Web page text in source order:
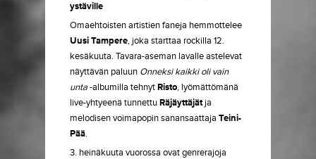
ystäville
Omaehtoisten artistien faneja hemmottelee
Uusi Tampere, joka starttaa rockilla 12.
kesäkuuta. Tavara-aseman lavalle astelevat
näyttävän paluun Onneksi kaikki oli vain
unta-albumilla tehnytRisto, lyömättömänä
live-yhtyeenä tunnettuRäjäyttäjätja
melodisen voimapopin sanansaattaja Teini-
Pää.
3. heinäkuuta vuorossa ovat genrerajoja